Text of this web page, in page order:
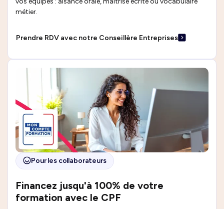
métier.
Prendre RDV avec notre Conseillère Entreprises
Pour les collaborateurs
Financez jusqu'à 100% de votre
formation avec le CPF